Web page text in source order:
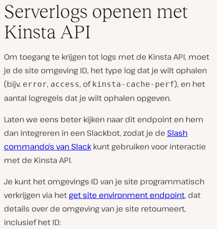
Serverlogs openen met
Kinsta API
Om toegang te krijgen tot logs met de Kinsta API, moet
je de site omgeving ID, het type log dat je wilt ophalen
(bijv. error, access, ofkinsta-cache-perf), en het
aantal logregels dat je wilt ophalen opgeven.
Laten we eens beter kijken naar dit endpoint en hem
dan integreren in een Slackbot, zodat je de Slash
commando’s van Slack kunt gebruiken voor interactie
met de Kinsta API.
Je kunt het omgevings-ID van je site programmatisch
verkrijgen via hetget site environment endpoint, dat
details over de omgeving van je site retourneert,
inclusief het ID: